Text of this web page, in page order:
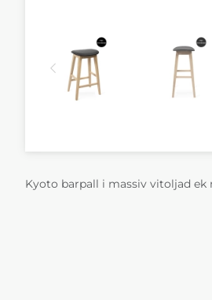
Kyoto barpall i massiv vitoljad ek